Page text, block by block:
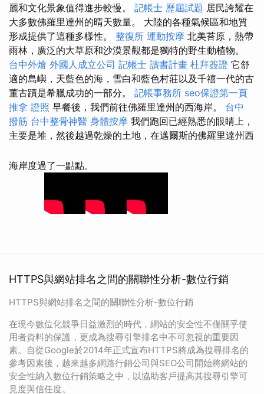
麗和文化景象值得進步較慢。 記帳士 歷屆試題 居民誇耀在
大多數佛羅里達州的晴天數量。 大陸的各種氣候區和地質
形成提供了這種多樣性。 整復所 運動按摩 北美苔原，熱帶
雨林，廣泛的大草原和沙漠景觀都是獨特的野生動植物。
台中外燴 外國人成立公司 記帳士 讀書計畫 杜拜簽證 它舒
適的島嶼，天藍色的海，雪白和藍色村莊以及千禧一代的古
董古蹟是希臘成功的一部分。 記帳事務所 seo保證第一頁
推拿 證照 早餐後，我們前往佛羅里達州的西海岸。 台中
撥筋 台中整骨神醫 身體按摩 我們跑回已經熟悉的眼睛上，
主要是堆，然後越過乾燥的土地，在邁爾斯的佛羅里達州西
海岸度過了一點點。
HTTPS與網站排名之間的關聯性分析-數位行銷
HTTPS與網站排名之間的關聯性分析-數位行銷
在現今數位化競爭日益激烈的時代，網站的安全性不僅關乎使
用者資料的保護，更成為搜尋引擎排名中不可忽視的重要因
素。自從Google於2014年正式宣布HTTPS將成為搜尋排名的
參考因素後，越來越多網路行銷公司與SEO公司開始將網站的
安全性納入數位行銷策略之中，以協助客戶提高其搜尋引擎可
見度與信任度。